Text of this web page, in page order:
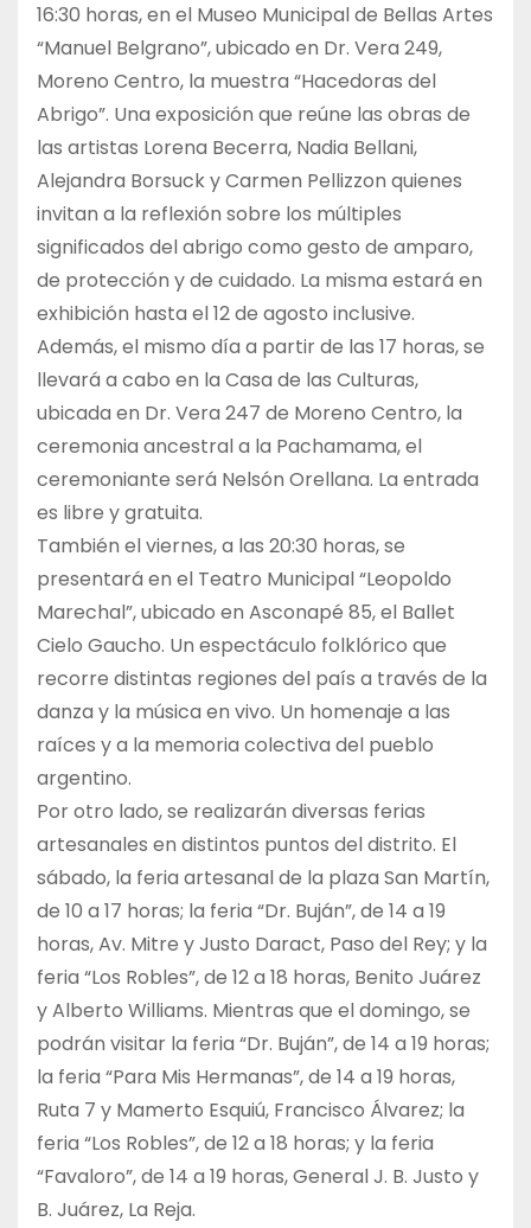
16:30 horas, en el Museo Municipal de Bellas Artes
“Manuel Belgrano”, ubicado en Dr. Vera 249,
Moreno Centro, la muestra “Hacedoras del
Abrigo”. Una exposición que reúne las obras de
las artistas Lorena Becerra, Nadia Bellani,
Alejandra Borsuck y Carmen Pellizzon quienes
invitan a la reflexión sobre los múltiples
significados del abrigo como gesto de amparo,
de protección y de cuidado. La misma estará en
exhibición hasta el 12 de agosto inclusive.
Además, el mismo día a partir de las 17 horas, se
llevará a cabo en la Casa de las Culturas,
ubicada en Dr. Vera 247 de Moreno Centro, la
ceremonia ancestral a la Pachamama, el
ceremoniante será Nelsón Orellana. La entrada
es libre y gratuita.
También el viernes, a las 20:30 horas, se
presentará en el Teatro Municipal “Leopoldo
Marechal”, ubicado en Asconapé 85, el Ballet
Cielo Gaucho. Un espectáculo folklórico que
recorre distintas regiones del país a través de la
danza y la música en vivo. Un homenaje a las
raíces y a la memoria colectiva del pueblo
argentino.
Por otro lado, se realizarán diversas ferias
artesanales en distintos puntos del distrito. El
sábado, la feria artesanal de la plaza San Martín,
de 10 a 17 horas; la feria “Dr. Buján”, de 14 a 19
horas, Av. Mitre y Justo Daract, Paso del Rey; y la
feria “Los Robles”, de 12 a 18 horas, Benito Juárez
y Alberto Williams. Mientras que el domingo, se
podrán visitar la feria “Dr. Buján”, de 14 a 19 horas;
la feria “Para Mis Hermanas”, de 14 a 19 horas,
Ruta 7 y Mamerto Esquiú, Francisco Álvarez; la
feria “Los Robles”, de 12 a 18 horas; y la feria
“Favaloro”, de 14 a 19 horas, General J. B. Justo y
B. Juárez, La Reja.